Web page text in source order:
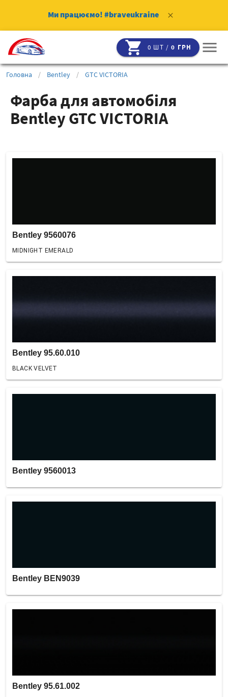
Ми працюємо! #braveukraine clear
shopping_cart 0 ШТ /0 ГРН menu
Головна / Bentley / GTC VICTORIA
Фарба для автомобіля
Bentley GTC VICTORIA
Bentley 9560076
MIDNIGHT EMERALD
Bentley 95.60.010
BLACK VELVET
Bentley 9560013
Bentley BEN9039
Bentley 95.61.002